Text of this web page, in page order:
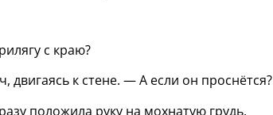
с краю?
к стене. — А если он проснётся?
положила руку на мохнатую грудь.